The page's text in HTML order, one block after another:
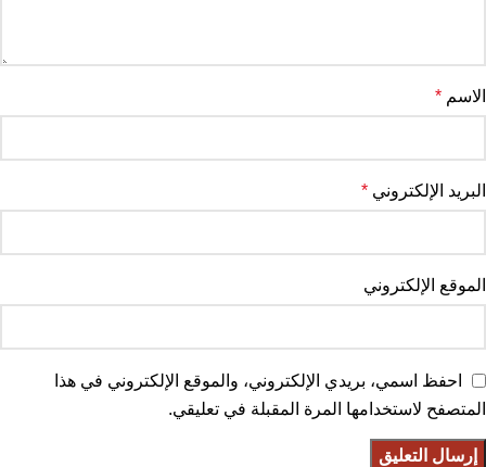
الاسم *
البريد الإلكتروني *
الموقع الإلكتروني
احفظ اسمي، بريدي الإلكتروني، والموقع الإلكتروني في هذا
المتصفح لاستخدامها المرة المقبلة في تعليقي.